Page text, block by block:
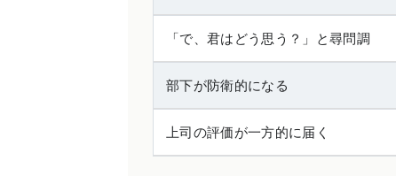
「で、君はどう思う？」と尋問調
部下が防衛的になる
上司の評価が一方的に届く